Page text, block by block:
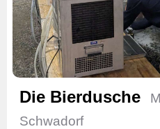
Die Bierdusche
Schwadorf